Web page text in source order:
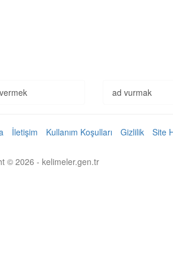
ad vurmak
İletişim Kullanım Koşulları Gizlilik Site
© 2026 - kelimeler.gen.tr